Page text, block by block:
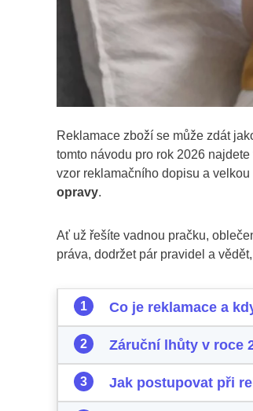
Reklamace zboží se může zdát
tomto návodu pro rok 2026
vzor reklamačního dopisu a
opravy.
Ať už řešíte vadnou pračku,
práva, dodržet pár pravidel a
Co je reklamace a
Záruční lhůty v roce
Jak postupovat při